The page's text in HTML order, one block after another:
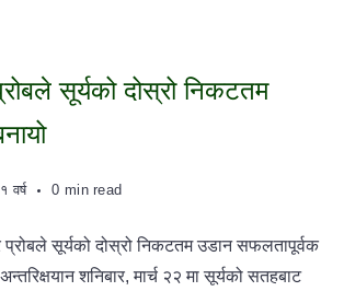
सूर्यको दोस्रो निकटतम
१ वर्ष 0 min read
प्रोबले सूर्यको दोस्रो निकटतम उडान सफलतापूर्वक
शनिबार, मार्च २२ मा सूर्यको सतहबाट